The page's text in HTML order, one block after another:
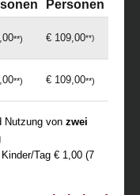
Personen
**) € 109,00**)
**) € 109,00**)
Nutzung von zwei
Tag € 1,00 (7